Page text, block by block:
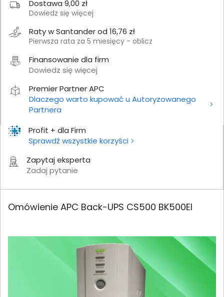
Profit + dla Firm
Sprawdź wszystkie korzyści
Zapytaj eksperta
Zadaj pytanie
Dostawa 9,00 zł
Dowiedz się więcej
Raty w Santander od 16,76 zł
Pierwsza rata za 5 miesięcy - oblicz
Finansowanie dla firm
Dowiedz się więcej
Premier Partner APC
Dlaczego warto kupować u Autoryzowanego
Partnera
Omówienie APC Back-UPS CS500 BK500EI